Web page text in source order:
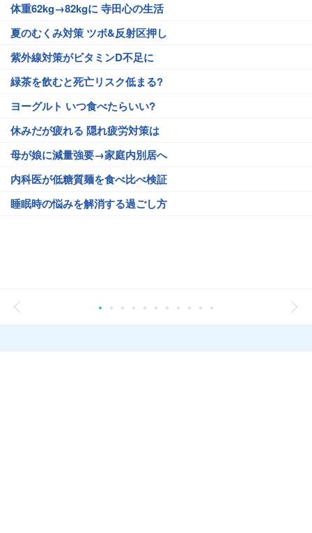
体重62kg→82kgに 寺田心の生活
夏のむくみ対策 ツボ&反射区押し
紫外線対策がビタミンD不足に
緑茶を飲むと死亡リスク低まる?
ヨーグルト いつ食べたらいい?
休みだが疲れる 隠れ疲労対策は
母が娘に減量強要→家庭内別居へ
内科医が低糖質麺を食べ比べ検証
睡眠時の悩みを解消する過ごし方